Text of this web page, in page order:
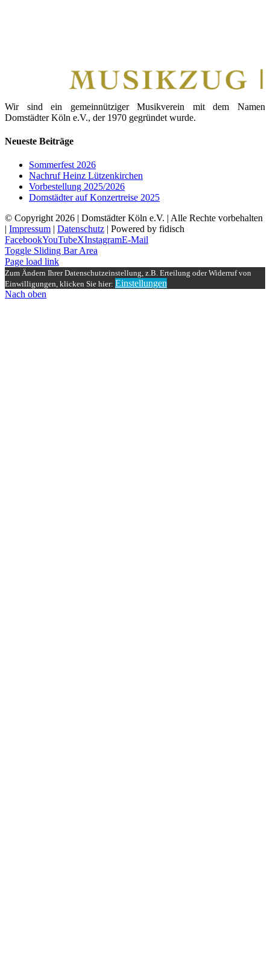
Wir sind ein gemeinnütziger Musikverein mit dem Namen
Domstädter Köln e.V., der 1970 gegründet wurde.
Neueste Beiträge
Sommerfest 2026
Nachruf Heinz Lützenkirchen
Vorbestellung 2025/2026
Domstädter auf Konzertreise 2025
© Copyright 2026 | Domstädter Köln e.V. | Alle Rechte vorbehalten
| Impressum | Datenschutz | Powered by fidisch
FacebookYouTubeXInstagramE-Mail
Toggle Sliding Bar Area
Page load link
Zum Ändern Ihrer Datenschutzeinstellung, z.B. Erteilung oder Widerruf von
Einwilligungen, klicken Sie hier: Einstellungen
Nach oben